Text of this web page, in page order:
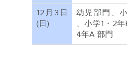
12月3 日
(日)
幼児部門、
、小学1・2
4年A 部門